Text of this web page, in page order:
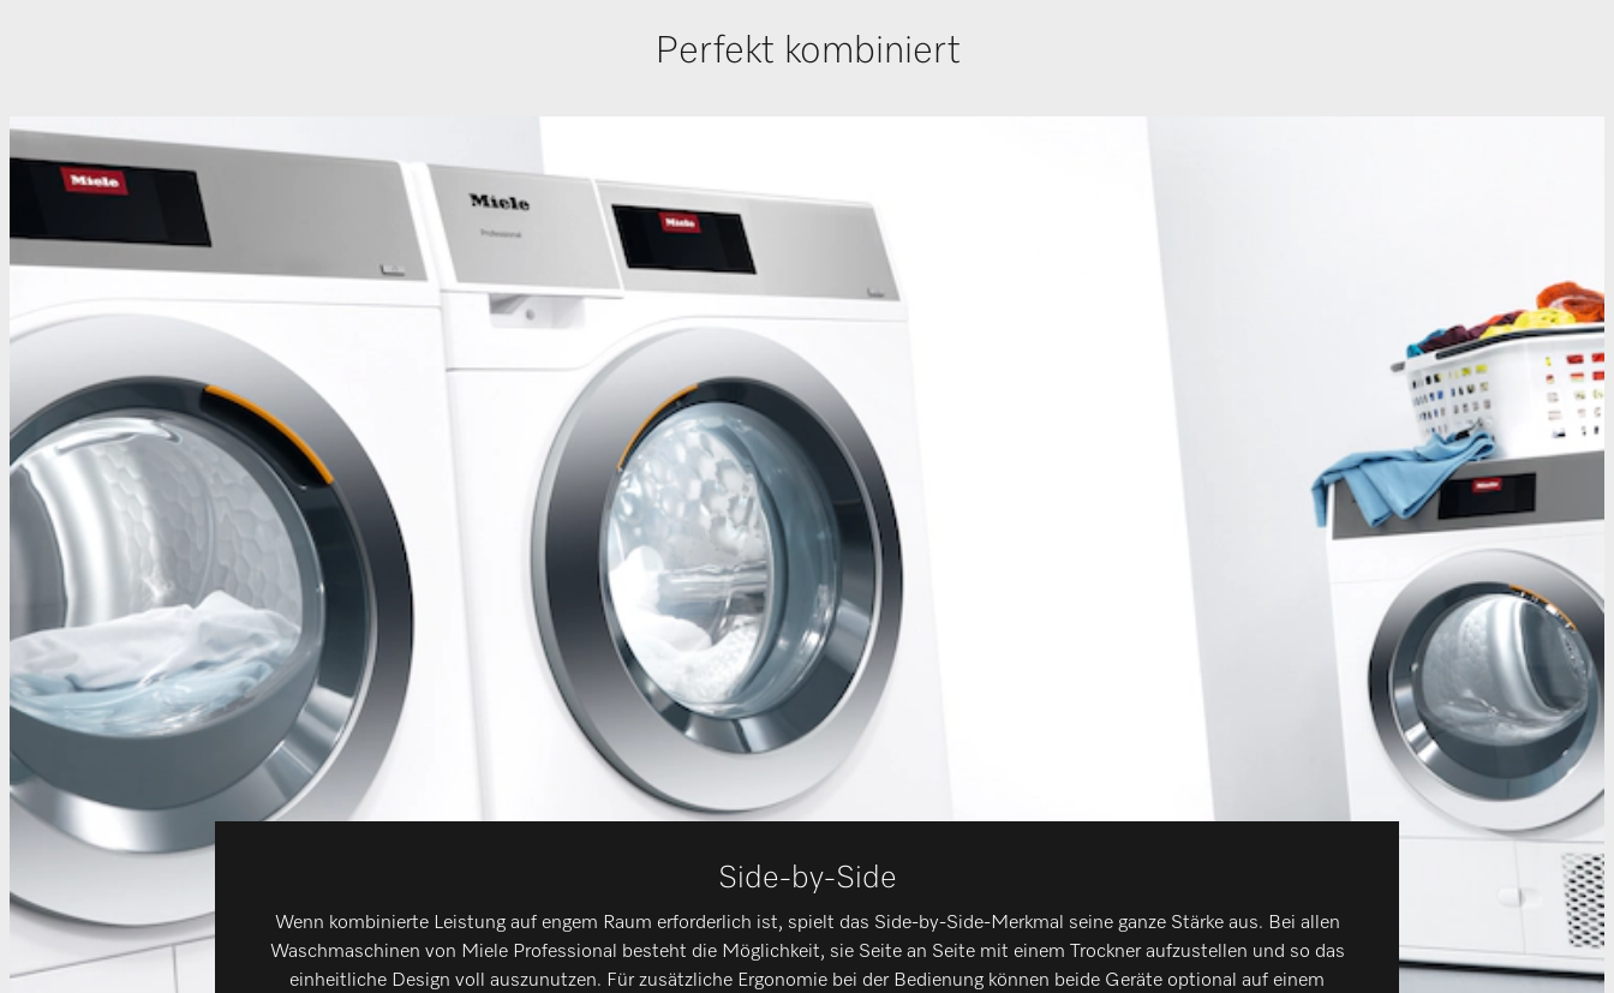
Perfekt kombiniert
Side-by-Side
Wenn kombinierte Leistung auf engem Raum erforderlich ist, spielt das Side-by-Side-Merkmal seine ganze Stärke aus. Bei allen
Waschmaschinen von Miele Professional besteht die Möglichkeit, sie Seite an Seite mit einem Trockner aufzustellen und so das
einheitliche Design voll auszunutzen. Für zusätzliche Ergonomie bei der Bedienung können beide Geräte optional auf einem